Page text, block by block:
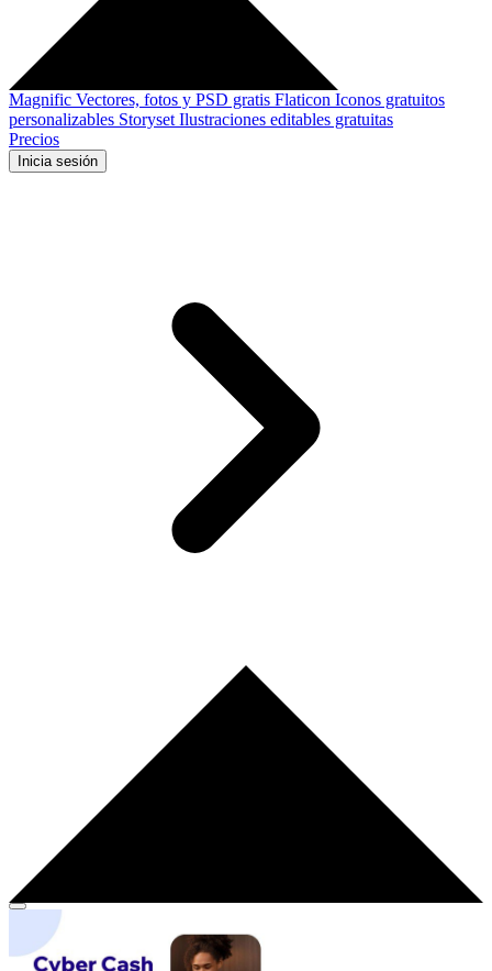
Magnific Vectores, fotos y PSD gratis Flaticon Iconos gratuitos
personalizables Storyset Ilustraciones editables gratuitas
Precios
Inicia sesión